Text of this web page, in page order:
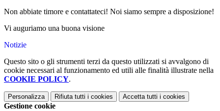
Non abbiate timore e contattateci! Noi siamo sempre a disposizione!
Vi auguriamo una buona visione
Notizie
Questo sito o gli strumenti terzi da questo utilizzati si avvalgono di
cookie necessari al funzionamento ed utili alle finalità illustrate nella
COOKIE POLICY.
Personalizza Rifiuta tutti i cookies Accetta tutti i cookies
Gestione cookie